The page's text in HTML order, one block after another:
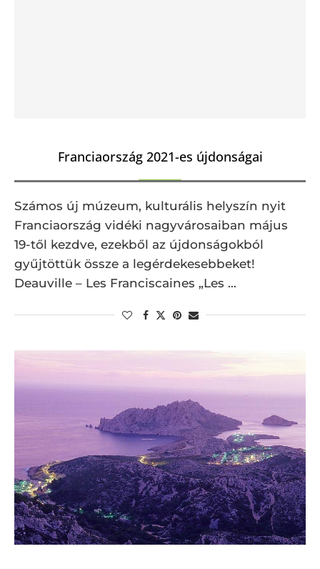
Franciaország 2021-es újdonságai
Számos új múzeum, kulturális helyszín nyit
Franciaország vidéki nagyvárosaiban május
19-től kezdve, ezekből az újdonságokból
gyűjtöttük össze a legérdekesebbeket!
Deauville – Les Franciscaines „Les …